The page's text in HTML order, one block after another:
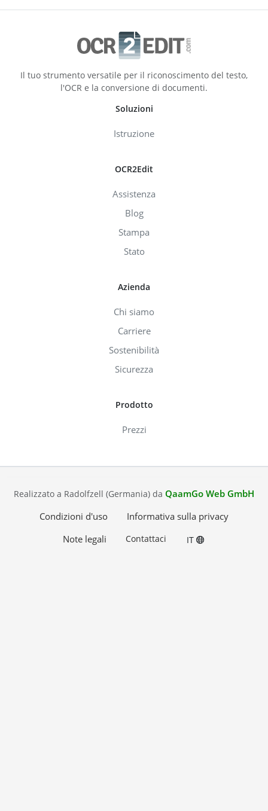
Il tuo strumento versatile per il riconoscimento del testo,
l'OCR e la conversione di documenti.
Soluzioni
Istruzione
OCR2Edit
Assistenza
Blog
Stampa
Stato
Azienda
Chi siamo
Carriere
Sostenibilità
Sicurezza
Prodotto
Prezzi
Realizzato a Radolfzell (Germania) da QaamGo Web GmbH
Condizioni d'uso
Informativa sulla privacy
Note legali
Contattaci IT